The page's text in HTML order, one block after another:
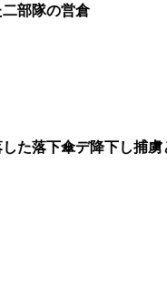
部隊の営倉
た落下傘デ降下し捕虜